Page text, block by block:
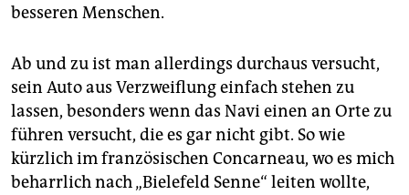
besseren Menschen.
Ab und zu ist man allerdings durchaus versucht,
sein Auto aus Verzweiflung einfach stehen zu
lassen, besonders wenn das Navi einen an Orte zu
führen versucht, die es gar nicht gibt. So wie
kürzlich im französischen Concarneau, wo es mich
beharrlich nach „Bielefeld Senne“ leiten wollte,